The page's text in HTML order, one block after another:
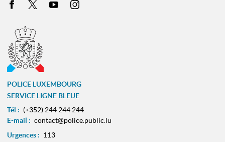
Facebook
X Youtube
POLICE LUXEMBOURG
SERVICE LIGNE BLEUE
Tél : (+352) 244 244 244
E-mail : contact@police.public.lu
Urgences : 113